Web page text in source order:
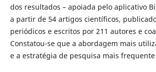
dos resultados – apoiada pelo aplicativo
a partir de 54 artigos científicos,
periódicos e escritos por 211 autores e
Constatou-se que a abordagem mais
e a estratégia de pesquisa mais